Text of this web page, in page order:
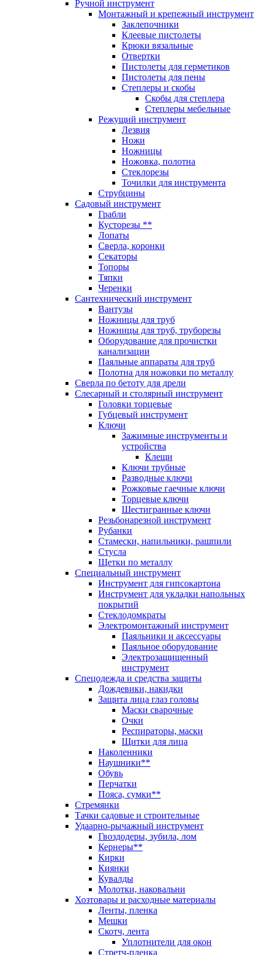
Ручной инструмент
Монтажный и крепежный инструмент
Заклепочники
Клеевые пистолеты
Крюки вязальные
Отвертки
Пистолеты для герметиков
Пистолеты для пены
Степлеры и скобы
Скобы для степлера
Степлеры мебельные
Режущий инструмент
Лезвия
Ножи
Ножницы
Ножовка, полотна
Стеклорезы
Точилки для инструмента
Струбцины
Садовый инструмент
Грабли
Кусторезы **
Лопаты
Сверла, коронки
Секаторы
Топоры
Тяпки
Черенки
Сантехнический инструмент
Вантузы
Ножницы для труб
Ножницы для труб, труборезы
Оборудование для прочистки
канализации
Паяльные аппараты для труб
Полотна для ножовки по металлу
Сверла по бетоту для дрели
Слесарный и столярный инструмент
Головки торцевые
Губцевый инструмент
Ключи
Зажимные инструменты и
устройства
Клещи
Ключи трубные
Разводные ключи
Рожковые гаечные ключи
Торцевые ключи
Шестигранные ключи
Резьбонарезной инструмент
Рубанки
Стамески, напильники, рашпили
Стусла
Щетки по металлу
Специальный инструмент
Инструмент для гипсокартона
Инструмент для укладки напольных
покрытий
Стеклодомкраты
Электромонтажный инструмент
Паяльники и аксессуары
Паяльное оборудование
Электрозащищенный
инструмент
Спецодежда и средства защиты
Дождевики, накидки
Защита лица глаз головы
Маски сварочные
Очки
Респираторы, маски
Щитки для лица
Наколенники
Наушники**
Обувь
Перчатки
Пояса, сумки**
Стремянки
Тачки садовые и строительные
Удаарно-рычажный инструмент
Гвоздодеры, зубила, лом
Кернеры**
Кирки
Киянки
Кувалды
Молотки, наковальни
Хозтовары и расходные материалы
Ленты, пленка
Мешки
Скотч, лента
Уплотнители для окон
Стретч-пленка